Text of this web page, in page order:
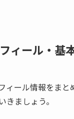
ィール・基
ィール情報をま
ましょう。